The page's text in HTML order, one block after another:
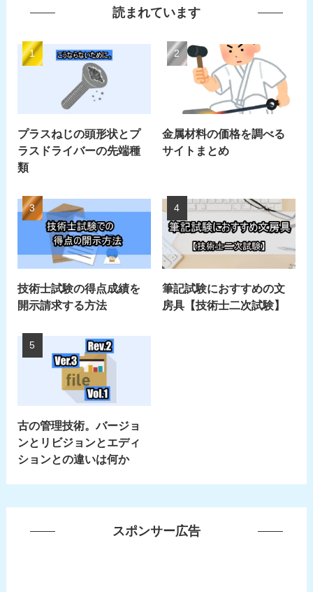
読まれています
プラスねじの頭形状とプ
ラスドライバーの先端種
類
金属材料の価格を調べる
サイトまとめ
技術士試験の得点成績を
開示請求する方法
筆記試験におすすめの文
房具【技術士二次試験】
古の管理技術。バージョ
ンとリビジョンとエディ
ションとの違いは何か
スポンサー広告